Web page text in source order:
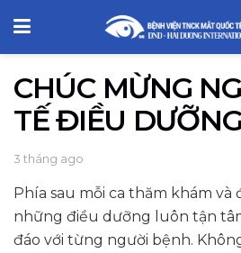
CHÚC MỪNG
TẾ ĐIỀU
3 tháng ago
Phía sau mỗi ca thăm khám
những điều dưỡng luôn tận
đáo với từng người bệnh.